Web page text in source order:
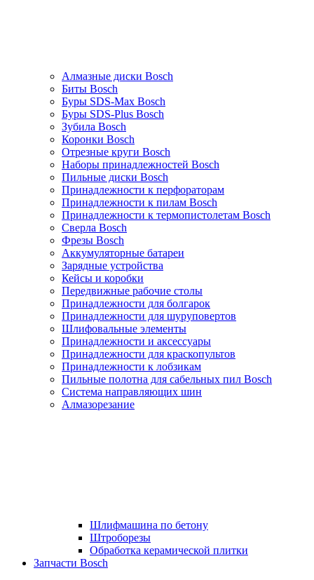
Алмазные диски Bosch
Биты Bosch
Буры SDS-Max Bosch
Буры SDS-Plus Bosch
Зубила Bosch
Коронки Bosch
Отрезные круги Bosch
Наборы принадлежностей Bosch
Пильные диски Bosch
Принадлежности к перфораторам
Принадлежности к пилам Bosch
Принадлежности к термопистолетам Bosch
Сверла Bosch
Фрезы Bosch
Аккумуляторные батареи
Зарядные устройства
Кейсы и коробки
Передвижные рабочие столы
Принадлежности для болгарок
Принадлежности для шуруповертов
Шлифовальные элементы
Принадлежности и аксессуары
Принадлежности для краскопультов
Принадлежности к лобзикам
Пильные полотна для сабельных пил Bosch
Система направляющих шин
Алмазорезание
Шлифмашина по бетону
Штроборезы
Обработка керамической плитки
Запчасти Bosch